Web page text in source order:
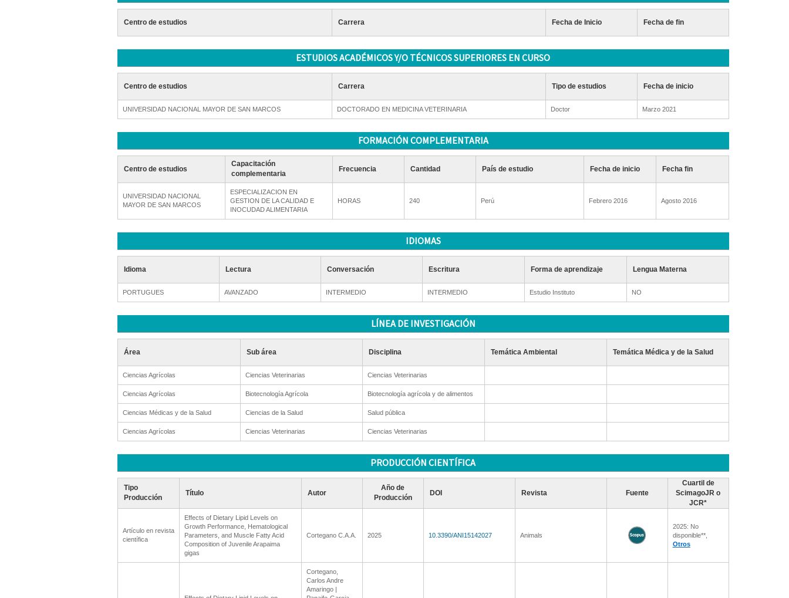
Centro de estudios Carrera Fecha de Inicio Fecha de fin
ESTUDIOS ACADÉMICOS Y/O TÉCNICOS SUPERIORES EN CURSO
Centro de estudios Carrera Tipo de estudios Fecha de inicio
UNIVERSIDAD NACIONAL MAYOR DE SAN MARCOS DOCTORADO EN MEDICINA VETERINARIA Doctor Marzo 2021
FORMACIÓN COMPLEMENTARIA
Centro de estudios
Capacitación
complementaria
Frecuencia Cantidad País de estudio Fecha de inicio Fecha fin
UNIVERSIDAD NACIONAL
MAYOR DE SAN MARCOS
ESPECIALIZACION EN
GESTION DE LA CALIDAD E
INOCUDAD ALIMENTARIA
HORAS 240 Perú Febrero 2016 Agosto 2016
IDIOMAS
Idioma Lectura Conversación Escritura Forma de aprendizaje Lengua Materna
PORTUGUES AVANZADO INTERMEDIO INTERMEDIO Estudio Instituto NO
LÍNEA DE INVESTIGACIÓN
Área Sub área Disciplina Temática Ambiental Temática Médica y de la Salud
Ciencias Agrícolas Ciencias Veterinarias Ciencias Veterinarias
Ciencias Agrícolas Biotecnología Agrícola Biotecnología agrícola y de alimentos
Ciencias Médicas y de la Salud Ciencias de la Salud Salud pública
Ciencias Agrícolas Ciencias Veterinarias Ciencias Veterinarias
PRODUCCIÓN CIENTÍFICA
Tipo
Producción
Título Autor
Año de
Producción
DOI Revista Fuente
Cuartil de
ScimagoJR o
JCR*
Artículo en revista
científica
Effects of Dietary Lipid Levels on
Growth Performance, Hematological
Parameters, and Muscle Fatty Acid
Composition of Juvenile Arapaima
gigas
Cortegano C.A.A. 2025 10.3390/ANI15142027 Animals
2025: No
disponible**,
Otros
Cortegano,
Carlos Andre
Amaringo |